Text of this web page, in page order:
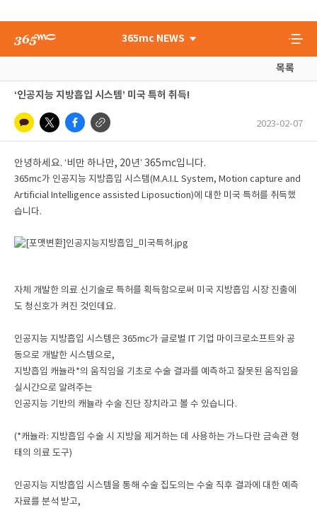
365mc NEWS
목록
‘인공지능 지방흡입 시스템’ 미국 특허 취득!
2023-02-07
안녕하세요. ‘비만 하나만, 20년’ 365mc입니다.
365mc가 인공지능 지방흡입 시스템(M.A.I.L System, Motion capture and
Artificial Intelligence assisted Liposuction)에 대한 미국 특허를 취득했
습니다.
자체 개발한 의료 신기술로 특허를 획득함으로써 미국 지방흡입 시장 진출에
도 청신호가 켜진 것인데요.
인공지능 지방흡입 시스템은 365mc가 글로벌 IT 기업 마이크로소프트와 공
동으로 개발한 시스템으로,
지방흡입 캐뉼라*의 움직임을 기초로 수술 결과를 예측하고 잘못된 움직임을
실시간으로 알려주는
인공지능 기반의 캐뉼라 수술 진단 장치라고 볼 수 있습니다.
(*캐뉼라: 지방흡입 수술 시 지방을 제거하는 데 사용하는 가느다란 금속관 형
태의 의료 도구)
인공지능 지방흡입 시스템을 통해 수술 집도의는 수술 직후 결과에 대한 예측
자료를 분석 받고,